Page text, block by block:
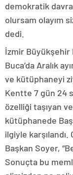
demokratik
olursam olayım
dedi.
İzmir Büyükşehir
Buca’da Aralık
ve kütüphaneyi
Kentte 7 gün 24
özelliği taşıyan
kütüphanede
ilgiyle karşılandı.
Başkan Soyer,
Sonuçta bu